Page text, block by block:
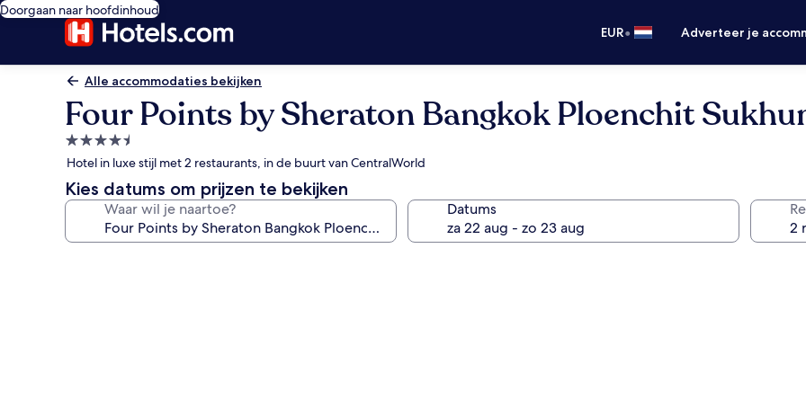
Doorgaan naar hoofdinhoud
EUR• Adverteer je
Alle accommodaties bekijken
Four Points by Sheraton Bangkok Ploenchit
4.5-
sterrenaccommodatie
Hotel in luxe stijl met 2 restaurants, in de buurt van CentralWorld
Kies datums om prijzen te bekijken
Waar wil je naartoe? Datums